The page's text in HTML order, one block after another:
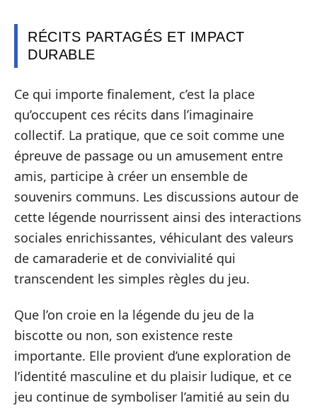
RÉCITS PARTAGÉS ET IMPACT
DURABLE
Ce qui importe finalement, c’est la place
qu’occupent ces récits dans l’imaginaire
collectif. La pratique, que ce soit comme une
épreuve de passage ou un amusement entre
amis, participe à créer un ensemble de
souvenirs communs. Les discussions autour de
cette légende nourrissent ainsi des interactions
sociales enrichissantes, véhiculant des valeurs
de camaraderie et de convivialité qui
transcendent les simples règles du jeu.
Que l’on croie en la légende du jeu de la
biscotte ou non, son existence reste
importante. Elle provient d’une exploration de
l’identité masculine et du plaisir ludique, et ce
jeu continue de symboliser l’amitié au sein du